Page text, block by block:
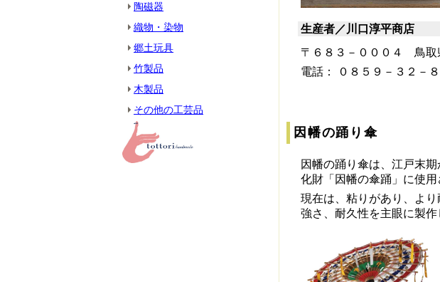
陶磁器
織物・染物
郷土玩具
竹製品
木製品
その他の工芸品
生産者／川口淳平商店
〒６８３－０００４ 鳥取
電話： ０８５９－３２－
因幡の踊り傘
因幡の踊り傘は、江戸末
化財「因幡の傘踊」に使用
現在は、粘りがあり、よ
強さ、耐久性を主眼に製作